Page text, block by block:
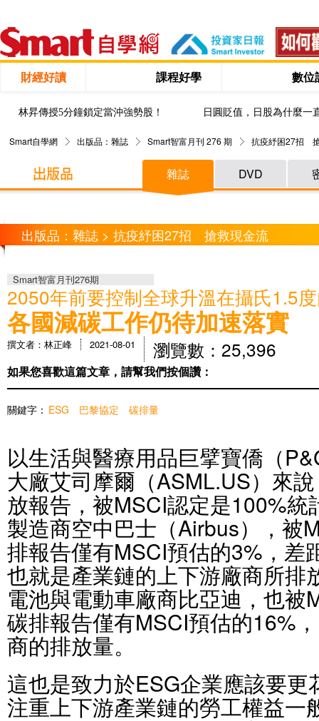
財經好讀 課程好學 數位
林昇傳授5分鐘鎖定當沖強勢股！ 日圓貶值，日股為什麼一
Smart自學網 出版品：雜誌 Smart智富月刊 276 期 抗疫紓困27招
雜誌 DVD
出版品：雜誌 > 抗疫紓困27招 搶救現金流
Smart智富月刊276期
2050年前要控制全球升溫在攝氏1.5
各國減碳工作仍待加速落實
撰文者：林正峰 2021-08-01 瀏覽數：25,396
如果您喜歡這篇文章，請幫我們按個讚：
關鍵字： ESG 巴黎協定 碳排量
以生活與醫療用品巨擘寶僑（
大廠艾司摩爾（ASML.US）來
放報告，被MSCI認定是100%統
製造商空中巴士（Airbus），被
排報告僅有MSCI預估的3%，差
也就是產業鏈的上下游廠商所排
電池與電動車廠商比亞迪，也被
碳排報告僅有MSCI預估的16%
商的排放量。
這也是致力於ESG企業應該要
注重上下游產業鏈的勞工權益一